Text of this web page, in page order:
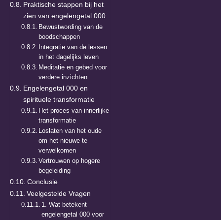
Praktische stappen bij het
zien van engelengetal 000
Bewustwording van de
boodschappen
Integratie van de lessen
in het dagelijks leven
Meditatie en gebed voor
verdere inzichten
Engelengetal 000 en
spirituele transformatie
Het proces van innerlijke
transformatie
Loslaten van het oude
om het nieuwe te
verwelkomen
Vertrouwen op hogere
begeleiding
Conclusie
Veelgestelde Vragen
1. Wat betekent
engelengetal 000 voor